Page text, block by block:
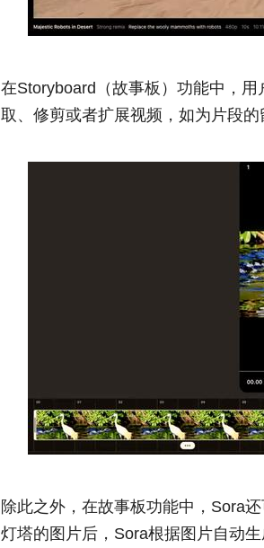
在Storyboard（故事板）功能中，
取、修剪或者扩展视频，如为片段的
除此之外，在故事板功能中，Sora
灯塔的图片后，Sora根据图片自动